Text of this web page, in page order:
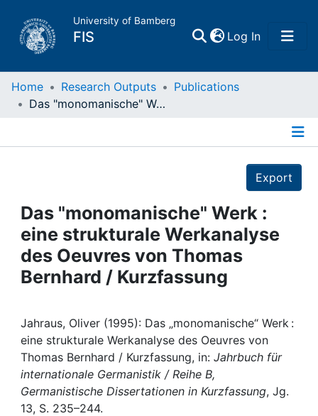
University of Bamberg
FIS Log In(current)
Home
Projects
People
Institutions
Awards
My FIS
Help
Home Research Outputs
Publications
Das "monomanische" Werk : eine strukturale Werkanalyse des Oeuvres von Thomas Bernhard / Kurzfassung
Export
Das "monomanische" Werk :
eine strukturale Werkanalyse
des Oeuvres von Thomas
Bernhard / Kurzfassung
Jahraus, Oliver (1995): Das „monomanische“ Werk :
eine strukturale Werkanalyse des Oeuvres von
Thomas Bernhard / Kurzfassung, in: Jahrbuch für
internationale Germanistik / Reihe B,
Germanistische Dissertationen in Kurzfassung, Jg.
13, S. 235–244.